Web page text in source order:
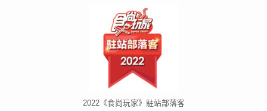
2022《食尚玩家》駐站部落客